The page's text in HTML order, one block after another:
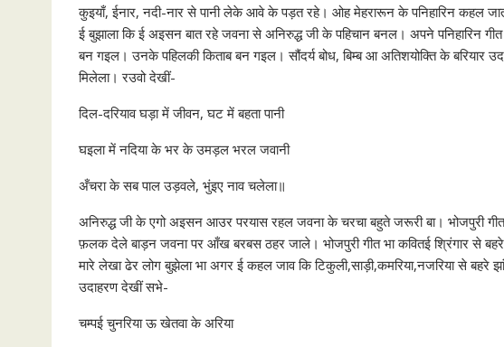
कुइयाँ, ईनार, नदी-नार से पानी लेके आवे के पड़त रहे। ओह मेहरारून के पनिहारिन कहल
ई बुझाला कि ई अइसन बात रहे जवना से अनिरुद्ध जी के पहिचान बनल। अपने पनिहारिन
बन गइल। उनके पहिलकी किताब बन गइल। सौंदर्य बोध, बिम्ब आ अतिशयोक्ति के
मिलेला। रउवो देखीं-
दिल-दरियाव घड़ा में जीवन, घट में बहता पानी
घइला में नदिया के भर के उमड़ल भरल जवानी
अँचरा के सब पाल उड़वले, भुंइए नाव चलेला॥
अनिरुद्ध जी के एगो अइसन आउर परयास रहल जवना के चरचा बहुते जरूरी बा। भोजपुरी
फ़लक देले बाड़न जवना पर आँख बरबस ठहर जाले। भोजपुरी गीत भा कवितई श्रिंगार से
मारे लेखा ढेर लोग बुझेला भा अगर ई कहल जाव कि टिकुली,साड़ी,कमरिया,नजरिया से बहरे
उदाहरण देखीं सभे-
चम्पई चुनरिया ऊ खेतवा के अरिया